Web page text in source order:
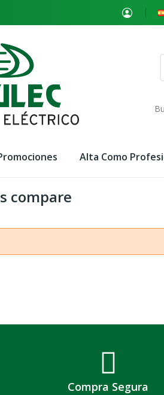
Alta Como
compare
Compra Segura